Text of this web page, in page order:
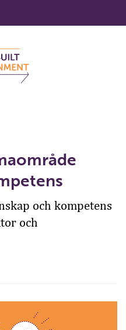
och kompetens
och